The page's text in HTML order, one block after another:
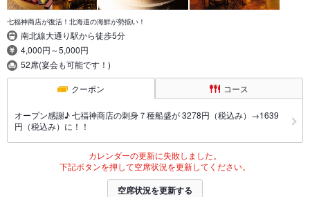
七福神商店が復活！北海道の海鮮が勢揃い！
南北線大通り駅から徒歩5分
4,000円～5,000円
52席(宴会も可能です！)
クーポン コース
オープン感謝♪ 七福神商店の刺身７種船盛が 3278円（税込み）→1639
円（税込み）に！！
カレンダーの更新に失敗しました。
下記ボタンを押して空席状況を更新してください。
空席状況を更新する